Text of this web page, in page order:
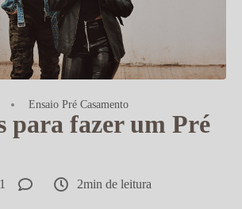
Ensaio Pré Casamento
para fazer um Pré
2min de leitura